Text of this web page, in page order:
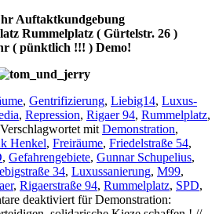
Auftaktkundgebung
Rummelplatz ( Gürtelstr. 26 )
( pünktlich !!! ) Demo!
, Gentrifizierung, Liebig14, Luxus-
, Repression, Rigaer 94, Rummelplatz,
Verschlagwortet mit Demonstration,
Henkel, Freiräume, Friedelstraße 54,
, Gefahrengebiete, Gunnar Schupelius,
34, Luxussanierung, M99,
, Rigaerstraße 94, Rummelplatz, SPD,
deaktiviert für Demonstration: